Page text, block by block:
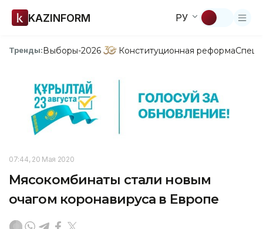
KAZINFORM РУ
Тренды:Выборы-2026 Конституционная реформа
07:44, 20 Мая 2020
Мясокомбинаты стали новым
очагом коронавируса в Европе